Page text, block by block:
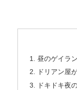
昼のゲイラン
ドリアン屋
ドキドキ夜